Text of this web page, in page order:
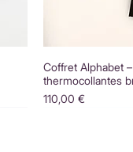
Coffret Alphabet
thermocollantes
Prix
110,00 €